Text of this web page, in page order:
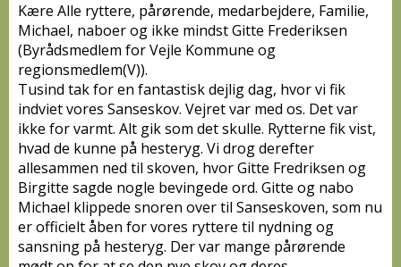
Kære Alle ryttere, pårørende, medarbejdere, Familie,
Michael, naboer og ikke mindst Gitte Frederiksen
(Byrådsmedlem for Vejle Kommune og
regionsmedlem(V)).
Tusind tak for en fantastisk dejlig dag, hvor vi fik
indviet vores Sanseskov. Vejret var med os. Det var
ikke for varmt. Alt gik som det skulle. Rytterne fik vist,
hvad de kunne på hesteryg. Vi drog derefter
allesammen ned til skoven, hvor Gitte Fredriksen og
Birgitte sagde nogle bevingede ord. Gitte og nabo
Michael klippede snoren over til Sanseskoven, som nu
er officielt åben for vores ryttere til nydning og
sansning på hesteryg. Der var mange pårørende